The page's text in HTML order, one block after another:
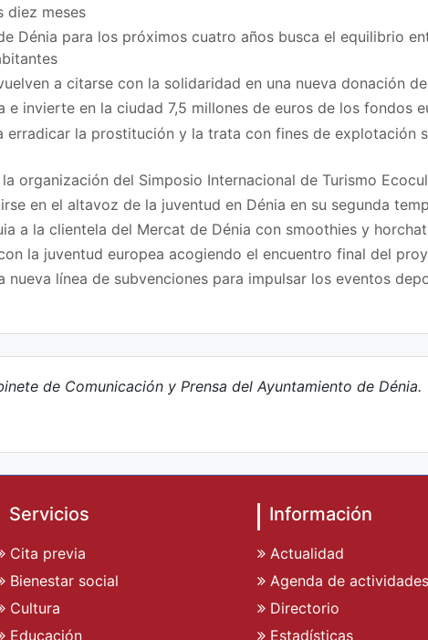
diez meses
Dénia para los próximos cuatro años busca el equilibrio
a citarse con la solidaridad en una nueva donación
e invierte en la ciudad 7,5 millones de euros de los fondos
erradicar la prostitución y la trata con fines de explotación
organización del Simposio Internacional de Turismo
en el altavoz de la juventud en Dénia en su segunda
a la clientela del Mercat de Dénia con smoothies y
la juventud europea acogiendo el encuentro final del
nueva línea de subvenciones para impulsar los eventos
de Comunicación y Prensa del Ayuntamiento de Dénia.
Servicios
Cita previa
Bienestar social
Cultura
Educación
Información
Actualidad
Agenda de actividades
Directorio
Estadísticas